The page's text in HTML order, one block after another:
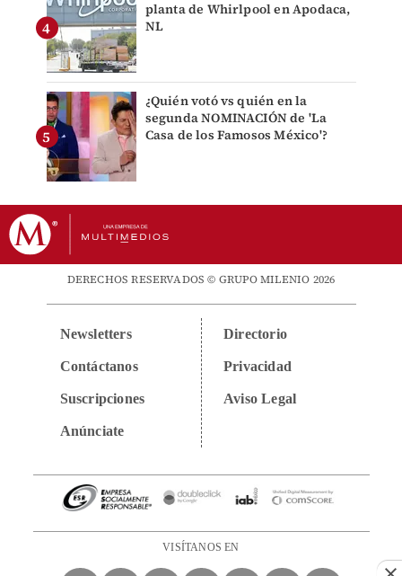
planta de Whirlpool en Apodaca,
NL
¿Quién votó vs quién en la
segunda NOMINACIÓN de 'La
Casa de los Famosos México'?
DERECHOS RESERVADOS © GRUPO MILENIO 2026
Newsletters
Contáctanos
Suscripciones
Anúnciate
Directorio
Privacidad
Aviso Legal
VISÍTANOS EN